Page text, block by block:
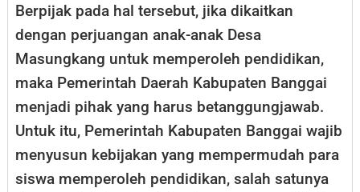
Berpijak pada hal tersebut, jika dikaitkan
dengan perjuangan anak-anak Desa
Masungkang untuk memperoleh pendidikan,
maka Pemerintah Daerah Kabupaten Banggai
menjadi pihak yang harus betanggungjawab.
Untuk itu, Pemerintah Kabupaten Banggai wajib
menyusun kebijakan yang mempermudah para
siswa memperoleh pendidikan, salah satunya